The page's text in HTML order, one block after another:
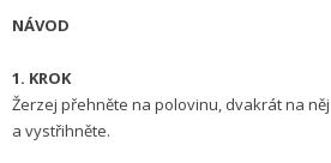
NÁVOD
1. KROK
Žerzej přehněte na polovinu, dvakrát na
a vystřihněte.